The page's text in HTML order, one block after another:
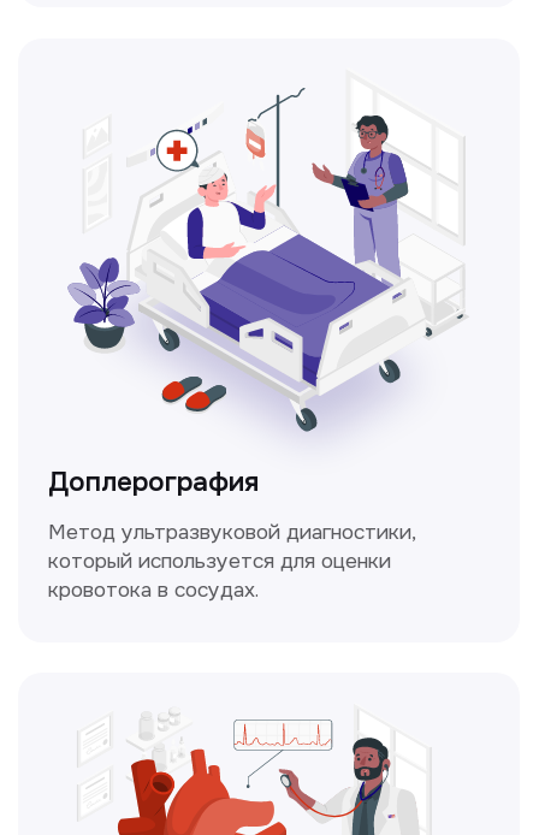
Консультация врачей
Это диагностика, рекомендации
и индивидуальный план лечения
от наших опытных специалистов для
Чекапы